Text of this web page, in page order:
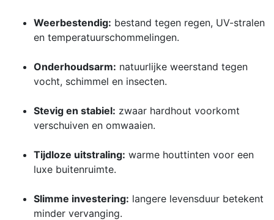
Weerbestendig: bestand tegen regen, UV-stralen
en temperatuurschommelingen.
Onderhoudsarm: natuurlijke weerstand tegen
vocht, schimmel en insecten.
Stevig en stabiel: zwaar hardhout voorkomt
verschuiven en omwaaien.
Tijdloze uitstraling: warme houttinten voor een
luxe buitenruimte.
Slimme investering: langere levensduur betekent
minder vervanging.